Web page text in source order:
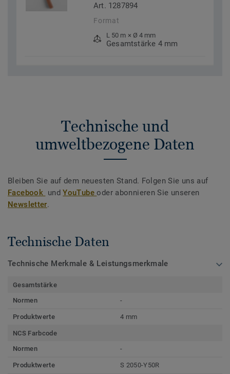
Art. 1287894
Format
L 50 m × Ø 4 mm
Gesamtstärke 4 mm
Technische und
umweltbezogene Daten
Bleiben Sie auf dem neuesten Stand. Folgen Sie uns auf
Facebook undYouTubeoder abonnieren Sie unseren
Newsletter.
Technische Daten
Technische Merkmale & Leistungsmerkmale
Gesamtstärke
Normen
-
Produktwerte 4 mm
NCS Farbcode
Normen
-
Produktwerte S 2050-Y50R